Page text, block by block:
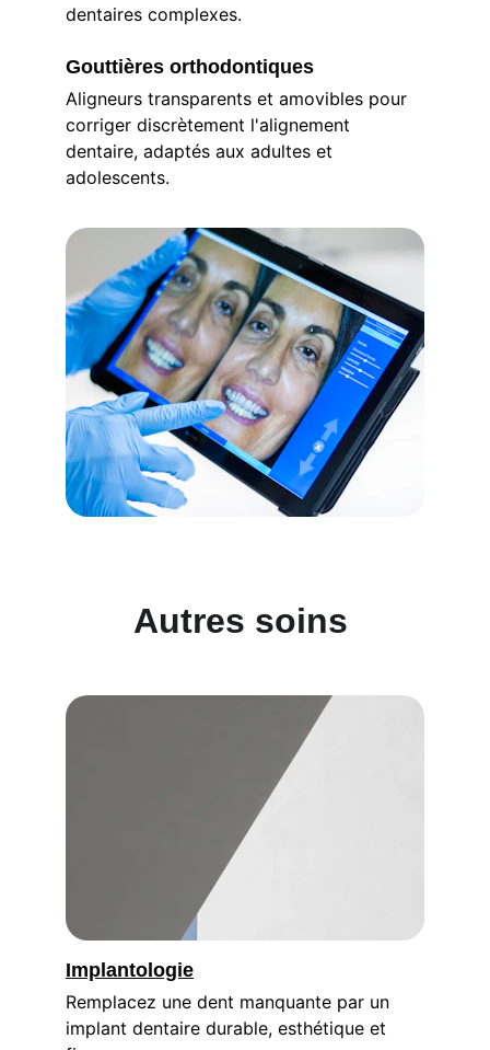
dentaires complexes.
Gouttières orthodontiques
Aligneurs transparents et amovibles pour
corriger discrètement l'alignement
dentaire, adaptés aux adultes et
adolescents.
Autres soins
Implantologie
Remplacez une dent manquante par un
implant dentaire durable, esthétique et